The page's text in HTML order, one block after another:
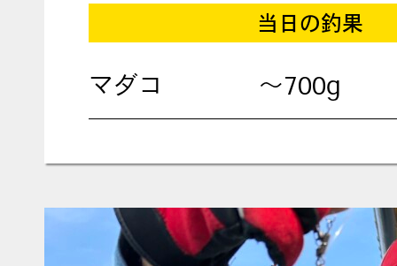
当日の釣果
マダコ ～700g